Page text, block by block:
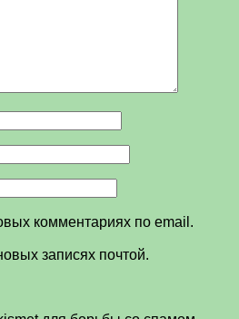
комментариях по email.
записях почтой.